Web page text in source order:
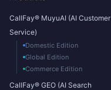
CallFay® MuyuAI (AI Customer
Service)
Domestic Edition
Global Edition
Commerce Edition
CallFay® GEO (AI Search